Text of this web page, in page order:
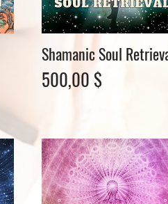
Schnellansicht
Shamanic Soul
Preis
500,00 $